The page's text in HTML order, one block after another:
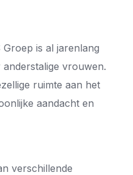
Groep is al jarenlang
vrouwen.
ruimte aan het
aandacht en
verschillende